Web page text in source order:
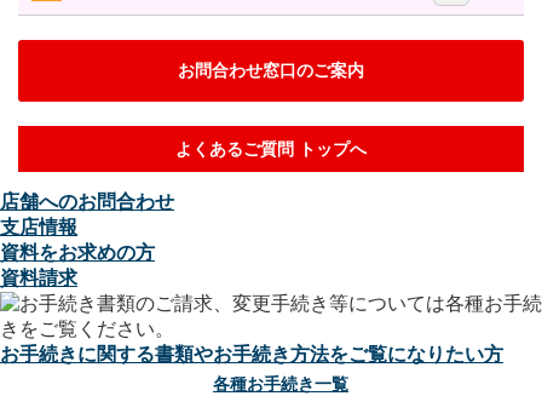
お問合わせ窓口のご案内
よくあるご質問 トップへ
店舗へのお問合わせ
支店情報
資料をお求めの方
資料請求
お手続きに関する書類やお手続き方法をご覧になりたい方
各種お手続き一覧